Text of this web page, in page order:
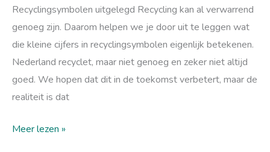
Recyclingsymbolen uitgelegd Recycling kan al verwarrend
genoeg zijn. Daarom helpen we je door uit te leggen wat
die kleine cijfers in recyclingsymbolen eigenlijk betekenen.
Nederland recyclet, maar niet genoeg en zeker niet altijd
goed. We hopen dat dit in de toekomst verbetert, maar de
realiteit is dat
Meer lezen »